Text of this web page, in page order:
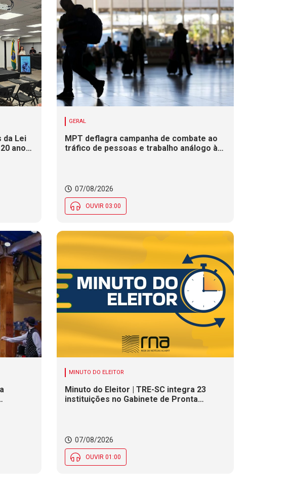
da Lei
anos
GERAL
MPT deflagra campanha de combate ao
tráfico de pessoas e trabalho análogo à
07/08/2026
OUVIR 03:00
MINUTO DO ELEITOR
Minuto do Eleitor | TRE-SC integra 23
instituições no Gabinete de Pronta
07/08/2026
OUVIR 01:00